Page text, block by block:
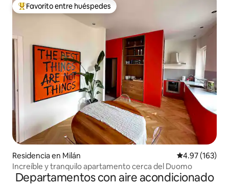
De los mejores en Favorito entre huéspedes
Favorito entre huéspedes
Residencia en Milán Calificación
4.97 (163)
Increíble y tranquilo apartamento cerca del Duomo
Departamentos con aire acondicionado